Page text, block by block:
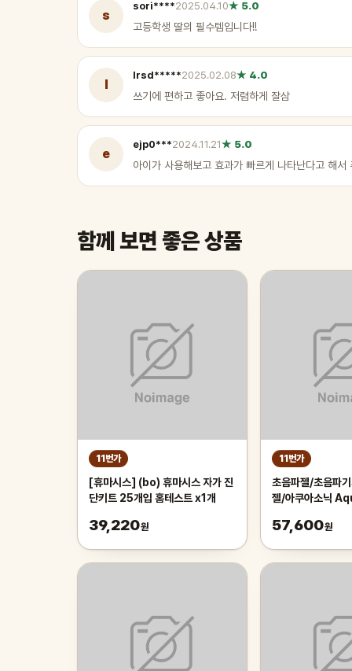
s
sori****2025.04.10★ 5.0
고등학생 딸의 필수템입니다!!
l
lrsd*****2025.02.08★ 4.0
쓰기에 편하고 좋아요. 저렴하게 잘삼
e
ejp0***2024.11.21★ 5.0
아이가 사용해보고 효과가 빠르게 나타난다고 해서
함께 보면 좋은 상품
11번가
[휴마시스] (bo) 휴마시스 자가 진
단키트 25개입 홈테스트 x1개
39,220원
11번가
초음파젤/초음파
젤/아쿠아소닉
57,600원